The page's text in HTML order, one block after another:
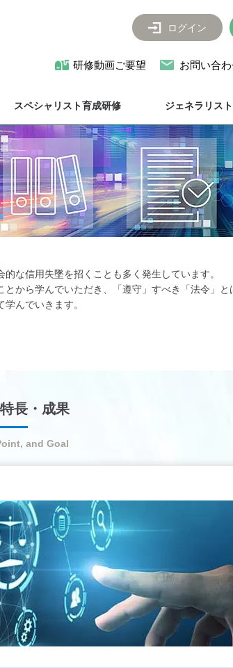
ログイン
研修動画ご要望 お問い合
スペシャリスト育成研修 ジェネラリス
な信用失墜を招くことも多く発生しています。
から学んでいただき、「遵守」すべき「法令」
んでいきます。
長・成果
and Goal